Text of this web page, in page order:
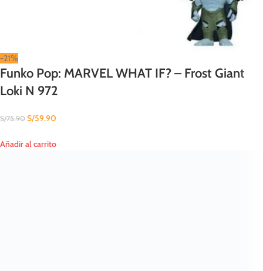
-21%
Funko Pop: MARVEL WHAT IF? – Frost Giant
Loki N 972
S/75.90 S/59.90
Añadir al carrito